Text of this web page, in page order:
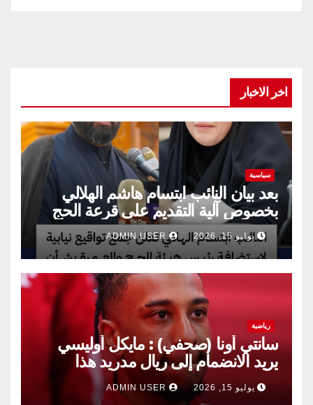
اخر الاخبار
سياسية
بعد بيان النائب ابتسام هاشم الهلالي
بخصوص آلية التقديم على قرعة الحج
يوليو 15, 2026
رياضية
سانتي أونا (صحفي) : مايكل أوليسي
يريد الانضمام إلى ريال مدريد هذا
الصيف.
يوليو 15, 2026 ADMIN USER